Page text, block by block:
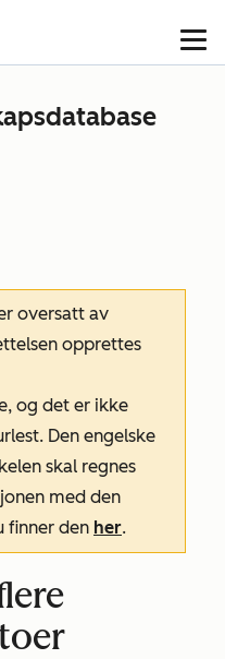
oversatt av
opprettes
og det er ikke
Den engelske
skal regnes
med den
finner den her.